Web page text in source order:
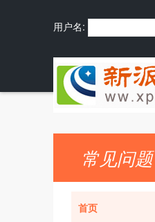
用户名:
常见问题
首页